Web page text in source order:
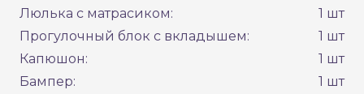
Люлька с матрасиком:
1 шт
Прогулочный блок с вкладышем:
1 шт
Капюшон:
1 шт
Бампер:
1 шт